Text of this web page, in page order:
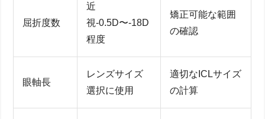
屈折度数
近
視-0.5D〜-18D
程度
矯正可能な範囲
の確認
眼軸長
レンズサイズ
選択に使用
適切なICLサイズ
の計算